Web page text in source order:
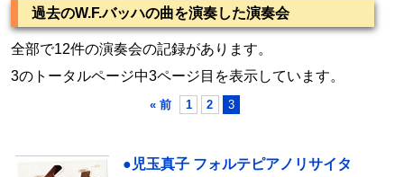
過去のW.F.バッハの曲を演奏した演奏会
全部で12件の演奏会の記録があります。
3のトータルページ中3ページ目を表示しています。
« 前 1 2 3
●児玉真子 フォルテピアノリサイタ